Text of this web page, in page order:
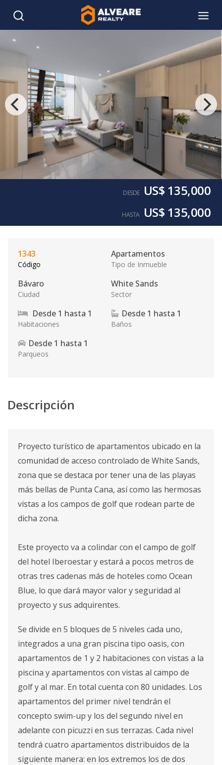
DESDE US$ 135,000
HASTA US$ 135,000
1343
Código
Apartamentos
Tipo de Inmueble
Bávaro
Ciudad
White Sands
Sector
Desde 1 hasta 1
Habitaciones
Desde 1 hasta 1
Baños
Desde 1 hasta 1
Parqueos
Descripción
Proyecto turístico de apartamentos ubicado en la
comunidad de acceso controlado de White Sands,
zona que se destaca por tener una de las playas
más bellas de Punta Cana, así como las hermosas
vistas a los campos de golf que rodean parte de
dicha zona.
Este proyecto va a colindar con el campo de golf
del hotel Iberoestar y estará a pocos metros de
otras tres cadenas más de hoteles como Ocean
Blue, lo que dará mayor valor y seguridad al
proyecto y sus adquirentes.
Se divide en 5 bloques de 5 niveles cada uno,
integrados a una gran piscina tipo oasis, con
apartamentos de 1 y 2 habitaciones con vistas a la
piscina y apartamentos con vistas al campo de
golf y al mar. En total cuenta con 80 unidades. Los
apartamentos del primer nivel tendrán el
concepto swim-up y los del segundo nivel en
adelante con picuzzi en sus terrazas. Cada nivel
tendrá cuatro apartamentos distribuidos de la
siguiente manera: en los extremos los de dos